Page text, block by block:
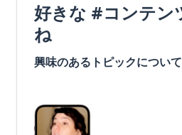
好きな #コンテン
ね
興味のあるトピックについ